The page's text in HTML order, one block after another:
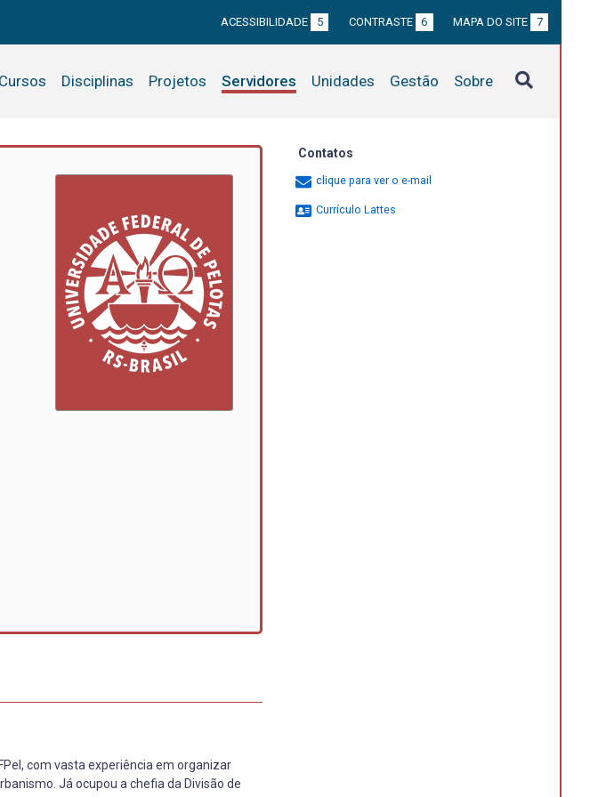
ACESSIBILIDADE 5 CONTRASTE 6 MAPA DO SITE 7
Cursos Disciplinas Projetos Servidores Unidades Gestão Sobre
com vasta experiência em organizar
Já ocupou a chefia da Divisão de
Contatos
clique para ver o e-mail
Currículo Lattes